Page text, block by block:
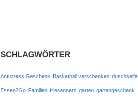
SCHLAGWÖRTER
Antistress Geschenk Basketball verschenken duschseife
Essen2Go Familien friesennerz garten gartengeschenk